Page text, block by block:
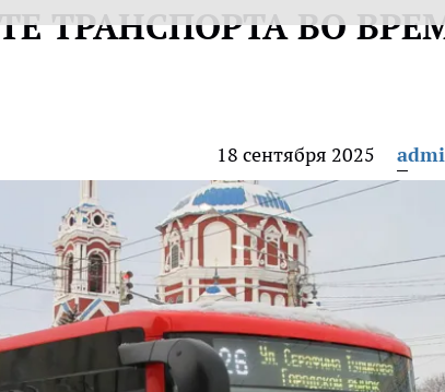
ТРАНСПОРТА ВО
18 сентября 2025